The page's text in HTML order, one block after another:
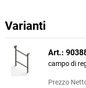
Varianti
Art.:
campo di
Prezzo